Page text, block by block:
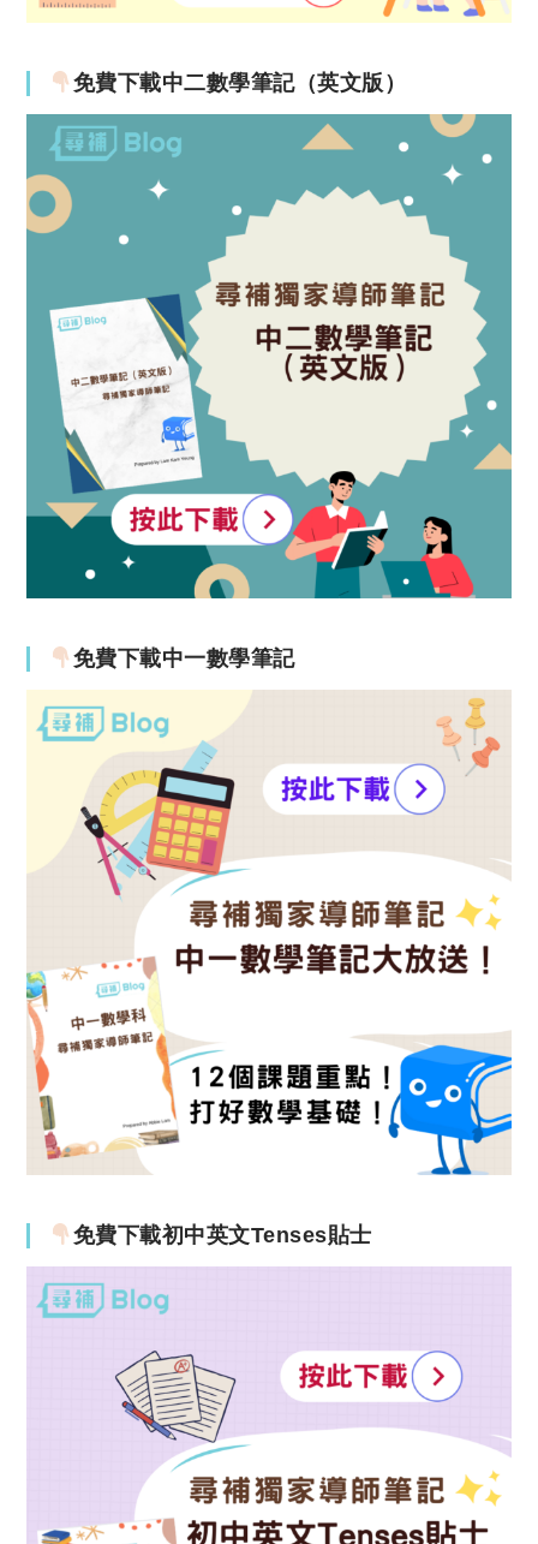
免費下載中二數學筆記（英文版）
免費下載中一數學筆記
免費下載初中英文Tenses貼士